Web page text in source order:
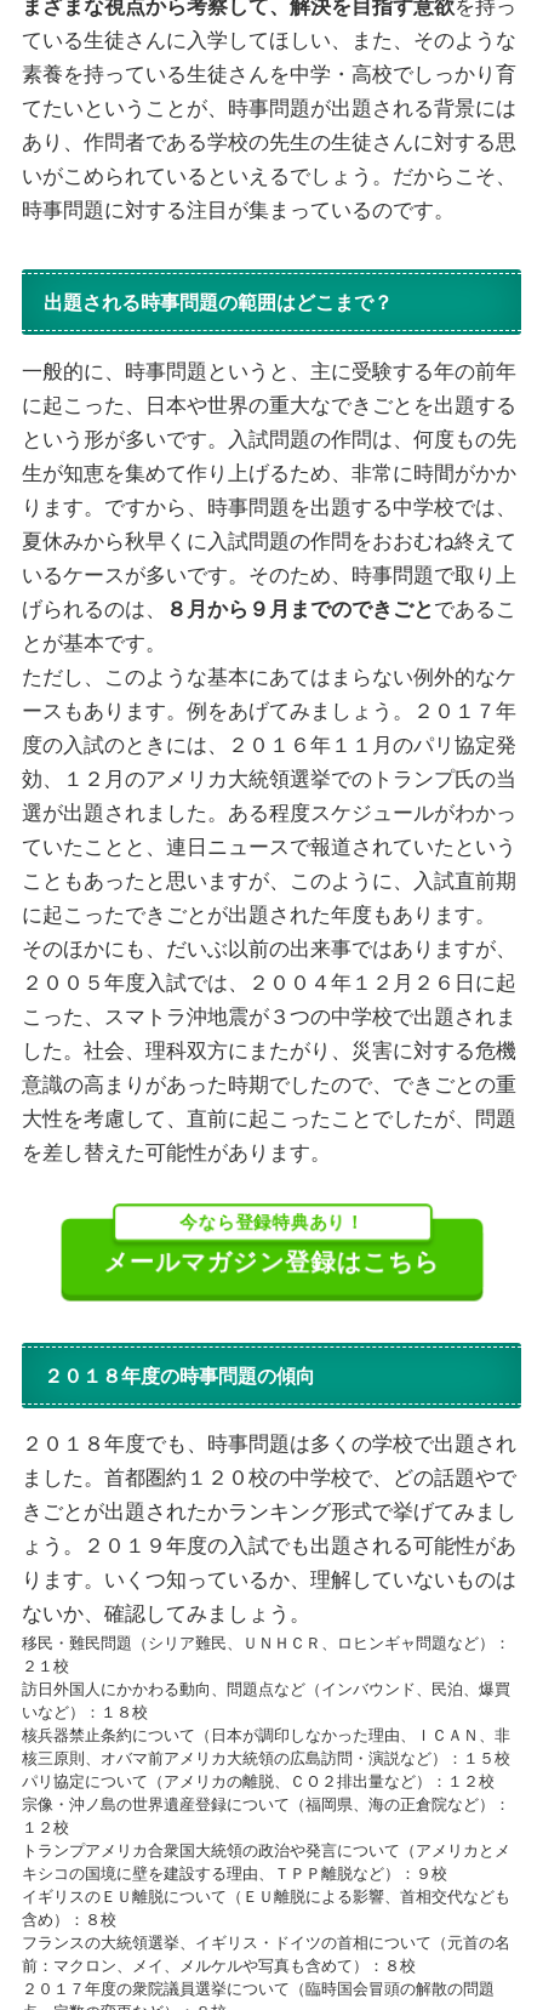
まざまな視点から考察して、解決を目指す意欲を持っ
ている生徒さんに入学してほしい、また、そのような
素養を持っている生徒さんを中学・高校でしっかり育
てたいということが、時事問題が出題される背景には
あり、作問者である学校の先生の生徒さんに対する思
いがこめられているといえるでしょう。だからこそ、
時事問題に対する注目が集まっているのです。
出題される時事問題の範囲はどこまで？
一般的に、時事問題というと、主に受験する年の前年
に起こった、日本や世界の重大なできごとを出題する
という形が多いです。入試問題の作問は、何度もの先
生が知恵を集めて作り上げるため、非常に時間がかか
ります。ですから、時事問題を出題する中学校では、
夏休みから秋早くに入試問題の作問をおおむね終えて
いるケースが多いです。そのため、時事問題で取り上
げられるのは、
８月から９月までのできごと であるこ
とが基本です。
ただし、このような基本にあてはまらない例外的なケ
ースもあります。例をあげてみましょう。２０１７年
度の入試のときには、２０１６年１１月のパリ協定発
効、１２月のアメリカ大統領選挙でのトランプ氏の当
選が出題されました。ある程度スケジュールがわかっ
ていたことと、連日ニュースで報道されていたという
こともあったと思いますが、このように、入試直前期
に起こったできごとが出題された年度もあります。
そのほかにも、だいぶ以前の出来事ではありますが、
２００５年度入試では、２００４年１２月２６日に起
こった、スマトラ沖地震が３つの中学校で出題されま
した。社会、理科双方にまたがり、災害に対する危機
意識の高まりがあった時期でしたので、できごとの重
大性を考慮して、直前に起こったことでしたが、問題
を差し替えた可能性があります。
今なら登録特典あり！
メールマガジン登録はこちら
２０１８年度の時事問題の傾向
２０１８年度でも、時事問題は多くの学校で出題され
ました。首都圏約１２０校の中学校で、どの話題やで
きごとが出題されたかランキング形式で挙げてみまし
ょう。２０１９年度の入試でも出題される可能性があ
ります。いくつ知っているか、理解していないものは
ないか、確認してみましょう。
移民・難民問題（シリア難民、ＵＮＨＣＲ、ロヒンギャ問題など）：
２１校
訪日外国人にかかわる動向、問題点など（インバウンド、民泊、爆買
いなど）：１８校
核兵器禁止条約について（日本が調印しなかった理由、ＩＣＡＮ、非
核三原則、オバマ前アメリカ大統領の広島訪問・演説など）：１５校
パリ協定について（アメリカの離脱、ＣＯ２排出量など）：１２校
宗像・沖ノ島の世界遺産登録について（福岡県、海の正倉院など）：
１２校
トランプアメリカ合衆国大統領の政治や発言について（アメリカとメ
キシコの国境に壁を建設する理由、ＴＰＰ離脱など）：９校
イギリスのＥＵ離脱について（ＥＵ離脱による影響、首相交代なども
含め）：８校
フランスの大統領選挙、イギリス・ドイツの首相について（元首の名
前：マクロン、メイ、メルケルや写真も含めて）：８校
２０１７年度の衆院議員選挙について（臨時国会冒頭の解散の問題